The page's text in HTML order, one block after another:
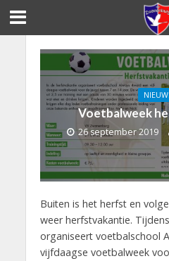
Voetbalweek
26 september 2019
Buiten is het herfst en
weer herfstvakantie.
organiseert voetbalschool
vijfdaagse voetbalweek